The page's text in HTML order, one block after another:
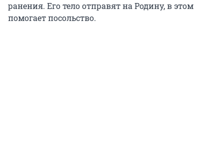
ранения. Его тело отправят на Родину, в этом
помогает посольство.